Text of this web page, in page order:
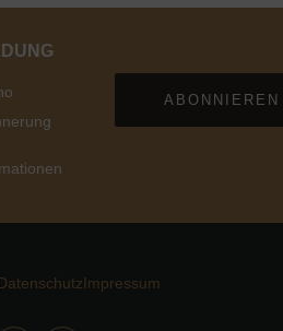
ABONNIEREN
Impressum